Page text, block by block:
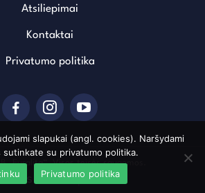
Atsiliepimai
Kontaktai
Privatumo politika
„Euralita“. Visos teisės saugomos.
slapukai (angl. cookies). Naršydami
sutinkate su privatumo politika.
Privatumo politika